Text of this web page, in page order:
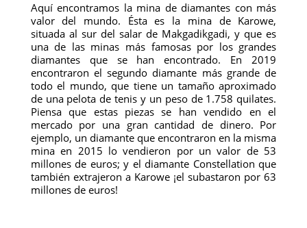
Aquí encontramos la mina de diamantes con más
valor del mundo. Ésta es la mina de Karowe,
situada al sur del salar de Makgadikgadi, y que es
una de las minas más famosas por los grandes
diamantes que se han encontrado. En 2019
encontraron el segundo diamante más grande de
todo el mundo, que tiene un tamaño aproximado
de una pelota de tenis y un peso de 1.758 quilates.
Piensa que estas piezas se han vendido en el
mercado por una gran cantidad de dinero. Por
ejemplo, un diamante que encontraron en la misma
mina en 2015 lo vendieron por un valor de 53
millones de euros; y el diamante Constellation que
también extrajeron a Karowe ¡el subastaron por 63
millones de euros!